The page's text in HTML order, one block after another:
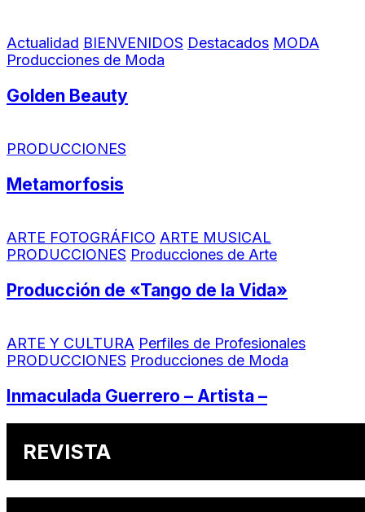
Actualidad BIENVENIDOS Destacados MODA
Producciones de Moda
Golden Beauty
PRODUCCIONES
Metamorfosis
ARTE FOTOGRÁFICO ARTE MUSICAL
PRODUCCIONES Producciones de Arte
Producción de «Tango de la Vida»
ARTE Y CULTURA Perfiles de Profesionales
PRODUCCIONES Producciones de Moda
Inmaculada Guerrero – Artista –
REVISTA